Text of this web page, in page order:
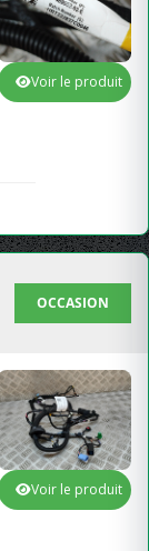
Voir le produit
OCCASION
Voir le produit